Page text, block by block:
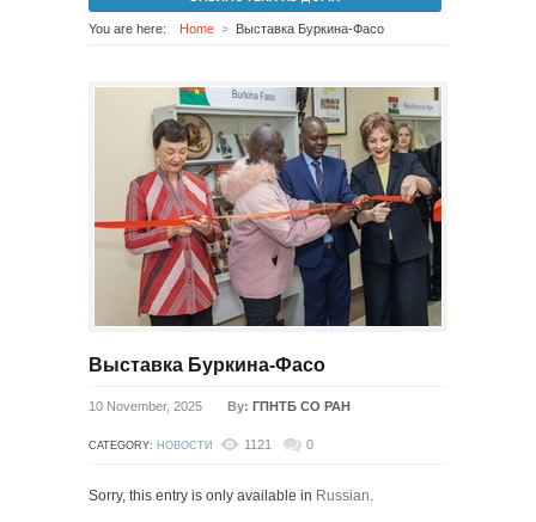
You are here: Home Выставка Буркина-Фасо
Выставка Буркина-Фасо
10 November, 2025 By: ГПНТБ СО РАН
CATEGORY: НОВОСТИ 1121 0
Sorry, this entry is only available in Russian.